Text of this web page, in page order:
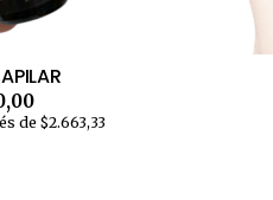
de $2.663,33